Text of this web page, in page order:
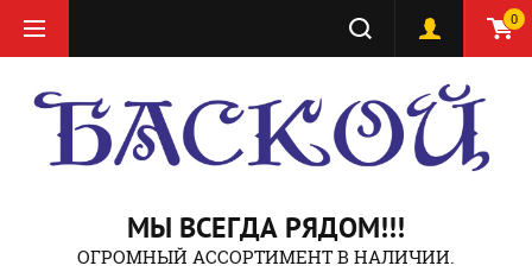
0
МЫ ВСЕГДА РЯДОМ!!!
ОГРОМНЫЙ АССОРТИМЕНТ В НАЛИЧИИ.